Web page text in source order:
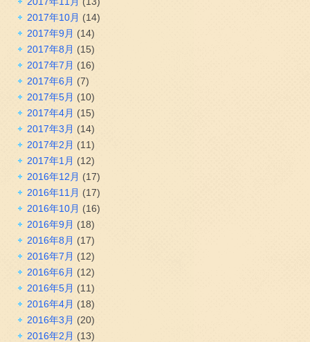
2017年10月 (14)
2017年9月 (14)
2017年8月 (15)
2017年7月 (16)
2017年6月 (7)
2017年5月 (10)
2017年4月 (15)
2017年3月 (14)
2017年2月 (11)
2017年1月 (12)
2016年12月 (17)
2016年11月 (17)
2016年10月 (16)
2016年9月 (18)
2016年8月 (17)
2016年7月 (12)
2016年6月 (12)
2016年5月 (11)
2016年4月 (18)
2016年3月 (20)
2016年2月 (13)